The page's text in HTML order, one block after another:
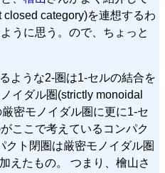
category)を連想するわ
うに思う。ので、ちょっと
ような2-圏は1-セルの結合を
イダル圏(strictly monoidal
密モノイダル圏に更に1-セ
ここで考えているコンパク
クト閉圏は厳密モノイダル圏
えたもの。 つまり、檜山さ